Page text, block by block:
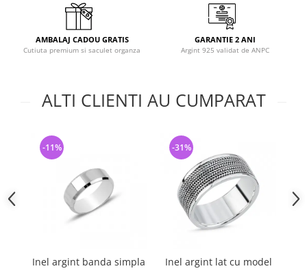
AMBALAJ CADOU GRATIS
Cutiuta premium si saculet organza
GARANTIE 2 ANI
Argint 925 validat de ANPC
ALTI CLIENTI AU CUMPARAT
Inel argint banda simpla
-11%
Inel argint lat cu model
-31%